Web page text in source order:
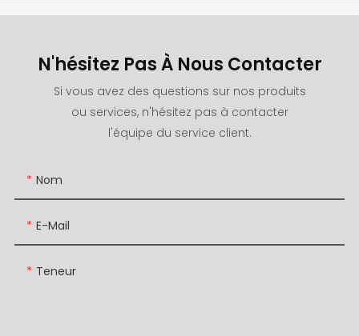
N'hésitez Pas À Nous Contacter
Si vous avez des questions sur nos produits
ou services, n'hésitez pas à contacter
l'équipe du service client.
Nom
E-Mail
Teneur